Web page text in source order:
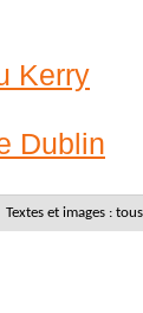
Kerry
Dublin
Textes et images :